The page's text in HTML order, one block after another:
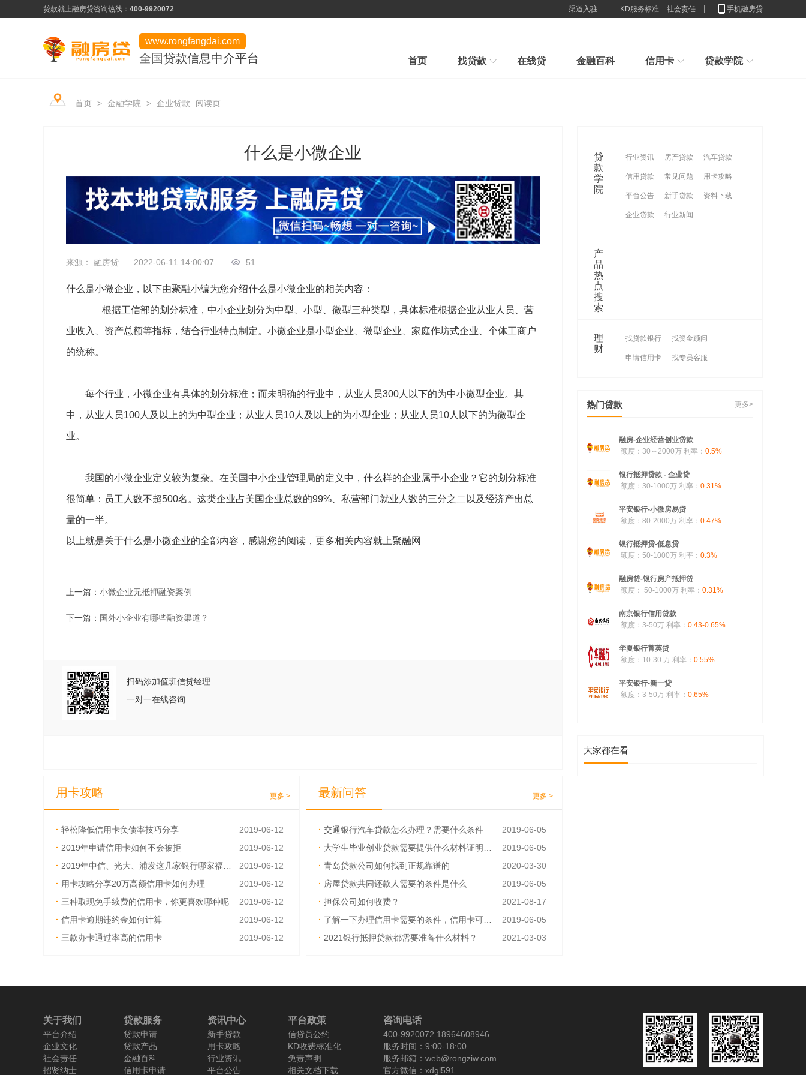
贷款就上融房贷咨询热线： 400-9920072 渠道入驻 KD服务标准 社会责任 手机融房贷
www.rongfangdai.com
贷款信息中介平台
全国 首页 找贷款
信用贷款
企业贷款
低门槛、快速审批
在线贷款
在线申请、在线放款
帮我推荐
融房帮您选择最合适贷款新品
重磅官宣！消费贷贴息来了，9
在线贷 金融百科 信用卡
服务市场
贷款学院
平台学堂
平台公告
资料下载 企业贷款 行业新闻
刚接触贷款要怎么样计算贷款利息
谈一谈这些群体不适合办理消费贷款
首页 > 金融学院 > 企业贷款 阅读页
什么是小微企业
来源： 融房贷 2022-06-11 14:00:07 51
什么是小微企业，以下由聚融小编为您介绍什么是小微企业的相关内容：
根据工信部的划分标准，中小企业划分为中型、小型、微型三种类型，具体标准根据企业从业人员、营
业收入、资产总额等指标，结合行业特点制定。小微企业是小型企业、微型企业、家庭作坊式企业、个体工商户
的统称。
每个行业，小微企业有具体的划分标准；而未明确的行业中，从业人员300人以下的为中小微型企业。其
中，从业人员100人及以上的为中型企业；从业人员10人及以上的为小型企业；从业人员10人以下的为微型企
业。
我国的小微企业定义较为复杂。在美国中小企业管理局的定义中，什么样的企业属于小企业？它的划分标准
很简单：员工人数不超500名。这类企业占美国企业总数的99%、私营部门就业人数的三分之二以及经济产出总
量的一半。
以上就是关于什么是小微企业的全部内容，感谢您的阅读，更多相关内容就上聚融网
上一篇： 小微企业无抵押融资案例
下一篇： 国外小企业有哪些融资渠道？
扫码添加值班信贷经理
一对一在线咨询
用卡攻略 更多 >
· 轻松降低信用卡负债率技巧分享
2019-06-12
· 2019年申请信用卡如何不会被拒
2019-06-12
· 2019年中信、光大、浦发这几家银行哪家福利多
2019-06-12
· 用卡攻略分享20万高额信用卡如何办理
2019-06-12
· 三种取现免手续费的信用卡，你更喜欢哪种呢
2019-06-12
· 信用卡逾期违约金如何计算
2019-06-12
· 三款办卡通过率高的信用卡
2019-06-12
最新问答 更多 >
· 交通银行汽车贷款怎么办理？需要什么条件
2019-06-05
· 大学生毕业创业贷款需要提供什么材料证明呢？
2019-06-05
· 青岛贷款公司如何找到正规靠谱的
2020-03-30
· 房屋贷款共同还款人需要的条件是什么
2019-06-05
· 担保公司如何收费？
2021-08-17
· 了解一下办理信用卡需要的条件，信用卡可以异地激活吗
2019-06-05
· 2021银行抵押贷款都需要准备什么材料？
2021-03-03
贷
款
学
院
行业资讯 房产贷款 汽车贷款
信用贷款 常见问题 用卡攻略
平台公告 新手贷款 资料下载
企业贷款 行业新闻
产
品
热
点
搜
索
理
财
找贷款银行 找资金顾问
申请信用卡 找专员客服
热门贷款 更多>
融房-企业经营创业贷款
额度：30～2000万 利率： 0.5%
银行抵押贷款 - 企业贷
额度：30-1000万 利率： 0.31%
平安银行-小微房易贷
额度：80-2000万 利率： 0.47%
银行抵押贷-低息贷
额度：50-1000万 利率： 0.3%
融房贷-银行房产抵押贷
额度： 50-1000万 利率： 0.31%
南京银行信用贷款
额度：3-50万 利率： 0.43-0.65%
华夏银行菁英贷
额度：10-30 万 利率： 0.55%
平安银行-新一贷
额度：3-50万 利率： 0.65%
大家都在看
关于我们
平台介绍
企业文化
社会责任
招贤纳士
贷款服务
贷款申请
贷款产品
金融百科
信用卡申请
资讯中心
新手贷款
用卡攻略
行业资讯
平台公告
平台政策
信贷员公约
KD收费标准化
免责声明
相关文档下载
咨询电话
400-9920072 18964608946
服务时间：9:00-18:00
服务邮箱：web@rongziw.com
官方微信：xdgl591